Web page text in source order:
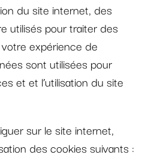
du site internet, des
utilisés pour traiter des
expérience de
sont utilisées pour
et et l’utilisation du site
sur le site internet,
des cookies suivants :